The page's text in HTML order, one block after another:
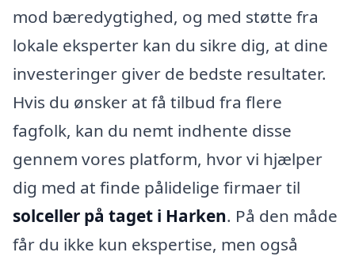
mod bæredygtighed, og med støtte fra
lokale eksperter kan du sikre dig, at dine
investeringer giver de bedste resultater.
Hvis du ønsker at få tilbud fra flere
fagfolk, kan du nemt indhente disse
gennem vores platform, hvor vi hjælper
dig med at finde pålidelige firmaer til
solceller på taget i Harken. På den måde
får du ikke kun ekspertise, men også